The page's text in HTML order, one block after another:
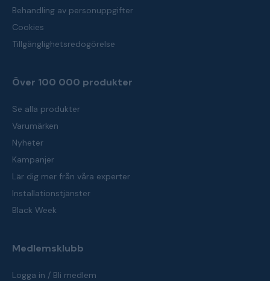
Behandling av personuppgifter
Cookies
Tillgänglighetsredogörelse
Över 100 000 produkter
Se alla produkter
Varumärken
Nyheter
Kampanjer
Lär dig mer från våra experter
Installationstjänster
Black Week
Medlemsklubb
Logga in / Bli medlem